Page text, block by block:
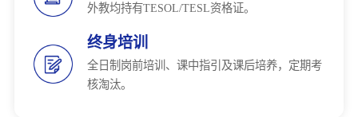
外教均持有TESOL/TESL资格证。
终身培训
全日制岗前培训、课中指引及课后培养，定期考
核淘汰。